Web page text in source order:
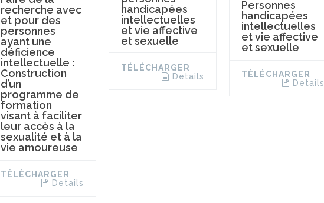
recherche avec
et pour des
personnes
ayant une
déficience
intellectuelle :
Construction
d’un
programme de
formation
visant à faciliter
leur accès à la
sexualité et à la
vie amoureuse
TÉLÉCHARGER
Details
handicapées
intellectuelles
et vie affective
et sexuelle
TÉLÉCHARGER
Details
Personnes
handicapées
intellectuelles
et vie affective
et sexuelle
TÉLÉCHARGER
Details